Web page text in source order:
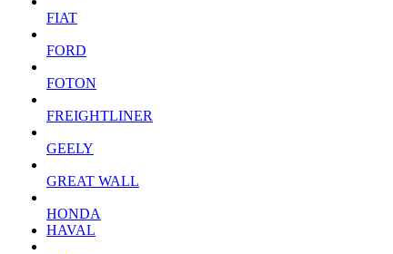
FIAT
FORD
FOTON
FREIGHTLINER
GEELY
GREAT WALL
HONDA
HAVAL